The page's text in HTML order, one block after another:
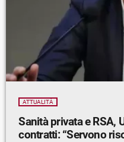
ATTUALITÀ
Sanità privata e RSA,
contratti: “Servono